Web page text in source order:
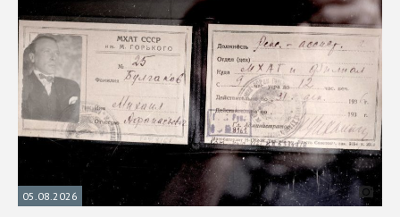
05.08.2026